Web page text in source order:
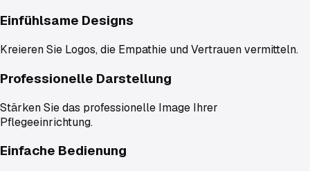
Einfühlsame Designs
Kreieren Sie Logos, die Empathie und Vertrauen vermitteln.
Professionelle Darstellung
Stärken Sie das professionelle Image Ihrer
Pflegeeinrichtung.
Einfache Bedienung